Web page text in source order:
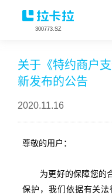
300773.SZ
关于《特约商户
新发布的公告
2020.11.16
尊敬的用户：
为更好的保障您的合
保护，我们依据有关